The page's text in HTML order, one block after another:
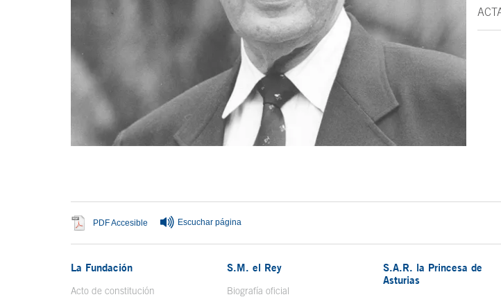
PDF Accesible Se abre en ventana nueva
Escuchar página
La Fundación
Acto de constitución
S.M. el Rey
Biografía oficial
S.A.R. la Princesa de
Asturias